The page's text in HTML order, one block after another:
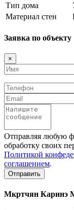
Тип дома
Материал стен
Заявка по объекту
×
Имя
Телефон
Email
Сообщение
Отправляя любую
обработку своих
Политикой
соглашением.
Отправить
Мкртчян Каринэ